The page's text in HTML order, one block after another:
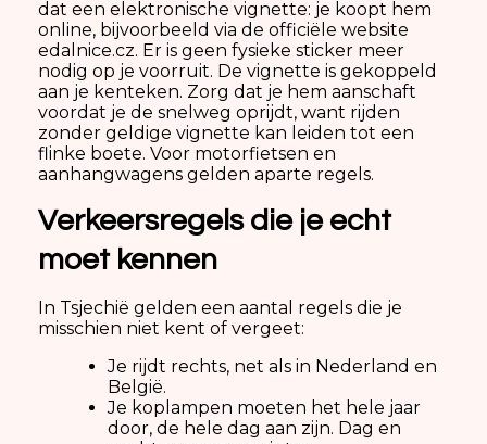
dat een elektronische vignette: je koopt hem
online, bijvoorbeeld via de officiële website
edalnice.cz. Er is geen fysieke sticker meer
nodig op je voorruit. De vignette is gekoppeld
aan je kenteken. Zorg dat je hem aanschaft
voordat je de snelweg oprijdt, want rijden
zonder geldige vignette kan leiden tot een
flinke boete. Voor motorfietsen en
aanhangwagens gelden aparte regels.
Verkeersregels die je echt
moet kennen
In Tsjechië gelden een aantal regels die je
misschien niet kent of vergeet:
Je rijdt rechts, net als in Nederland en
België.
Je koplampen moeten het hele jaar
door, de hele dag aan zijn. Dag en